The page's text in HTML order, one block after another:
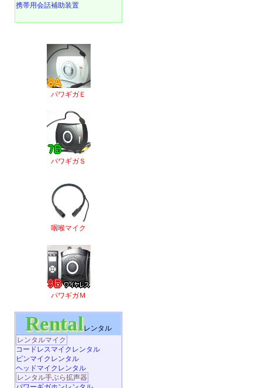
携帯用会話補助装置
パワギガＥ
パワギガＳ
咽喉マイク
パワギガＭ
Rentalレンタル
レンタルマイク
コードレスマイクレンタル
ピンマイクレンタル
ヘッドマイクレンタル
レンタル手ぶら拡声器